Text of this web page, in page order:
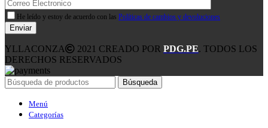
He leído y estoy de acuerdo con las Políticas de cambios y devoluciones
YLLACONZA 2021 CREADO POR PDG.PE. TODOS LOS
DERECHOS RESERVADOS
Búsqueda
Menú
Categorías